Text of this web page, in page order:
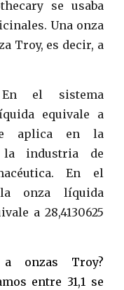
se usaba
Una onza
Troy, es decir, a
el sistema
equivale a
aplica en la
industria de
En el
onza líquida
a 28,4130625
onzas Troy?
entre 31,1 se